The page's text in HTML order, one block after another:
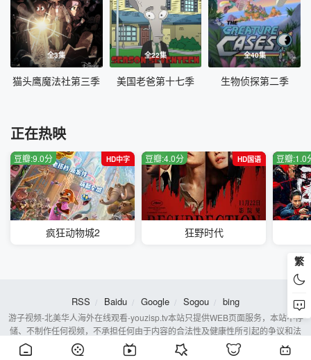
全3集
猫头鹰魔法社第三季
全22集
美国老爸第十七季
全40集
生物侦探第二季
正在热映
HD中字
豆瓣:9.0分
疯狂动物城2
HD国语
豆瓣:4.0分
狂野时代
豆瓣:1.0
繁
RSS Baidu Google Sogou bing
游子视频-北美华人海外在线观看-youzisp.tv本站只提供WEB页面服务，本站不存
储、不制作任何视频，不承担任何由于内容的合法性及健康性所引起的争议和法
律责任。若本站收录内容侵犯了您的权益，请附说明联系邮箱，本站将第一时间